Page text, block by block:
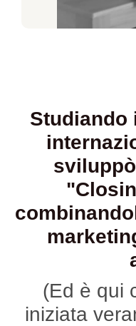
Studiando
(Ed è qui
iniziata